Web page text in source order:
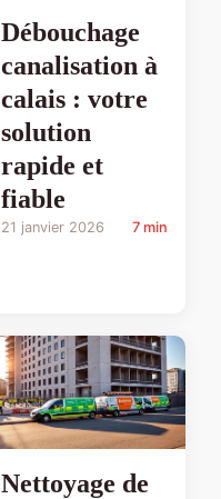
Débouchage
canalisation à
calais : votre
solution
rapide et
fiable
21 janvier 2026 7 min
Nettoyage de